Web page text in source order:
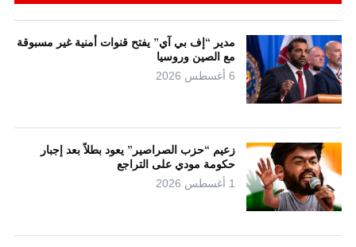
مدير “إف بي آي” يفتح قنوات أمنية غير مسبوقة
مع الصين وروسيا
6 أغسطس 2026
زعيم “حزب الصراصير” يعود بطلاً بعد إجبار
حكومة مودي على التراجع
1 أغسطس 2026